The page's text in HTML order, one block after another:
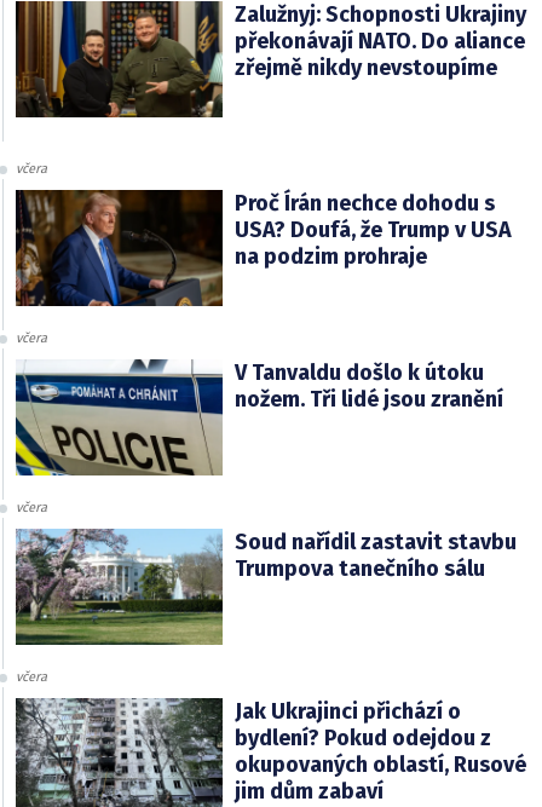
Zalužnyj: Schopnosti Ukrajiny
překonávají NATO. Do aliance
zřejmě nikdy nevstoupíme
včera
Proč Írán nechce dohodu s
USA? Doufá, že Trump v USA
na podzim prohraje
včera
V Tanvaldu došlo k útoku
nožem. Tři lidé jsou zranění
včera
Soud nařídil zastavit stavbu
Trumpova tanečního sálu
včera
Jak Ukrajinci přichází o
bydlení? Pokud odejdou z
okupovaných oblastí, Rusové
jim dům zabaví